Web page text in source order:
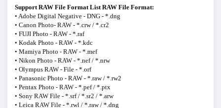
Support RAW File Format List RAW File Format:
• Adobe Digital Negative - DNG - *.dng
• Canon Photo- RAW - *.crw / *.cr2
• FUJI Photo - RAW - *.raf
• Kodak Photo - RAW - *.kdc
• Mamiya Photo - RAW - *.mef
• Nikon Photo - RAW - *.nef / *.nrw
• Olympus RAW - File - *.orf
• Panasonic Photo - RAW - *.raw / *.rw2
• Pentax Photo - RAW - *.pef / *.ptx
• Sony RAW File - *.srf / *.sr2 / *.arw
• Leica RAW File - *.rwl / *.raw / *.dng